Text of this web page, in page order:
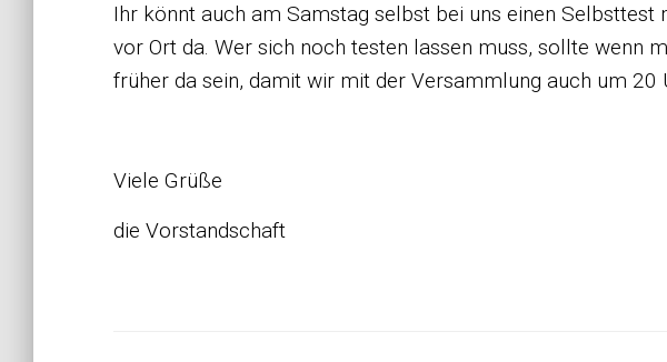
Ihr könnt auch am Samstag selbst bei uns einen Selbsttest
vor Ort da. Wer sich noch testen lassen muss, sollte wenn
früher da sein, damit wir mit der Versammlung auch um 20
Viele Grüße
die Vorstandschaft